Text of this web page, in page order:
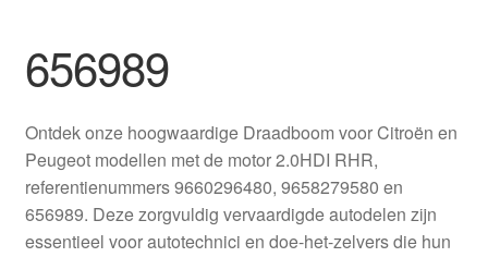
Betalingen
Contact
Kassa
656989
Ontdek onze hoogwaardige Draadboom voor Citroën en
Peugeot modellen met de motor 2.0HDI RHR,
referentienummers 9660296480, 9658279580 en
656989. Deze zorgvuldig vervaardigde autodelen zijn
essentieel voor autotechnici en doe-het-zelvers die hun